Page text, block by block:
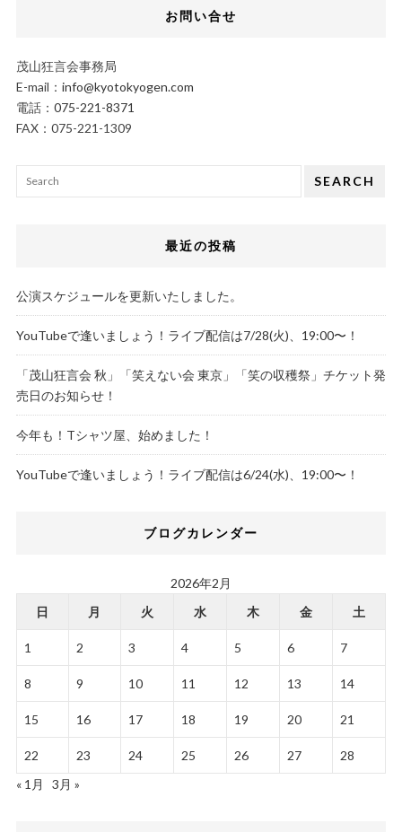
お問い合せ
茂山狂言会事務局
E-mail： info@kyotokyogen.com
電話： 075-221-8371
FAX：075-221-1309
SEARCH
最近の投稿
公演スケジュールを更新いたしました。
YouTubeで逢いましょう！ライブ配信は7/28(火)、19:00〜！
「茂山狂言会 秋」「笑えない会 東京」「笑の収穫祭」チケット発
売日のお知らせ！
今年も！Tシャツ屋、始めました！
YouTubeで逢いましょう！ライブ配信は6/24(水)、19:00〜！
ブログカレンダー
2026年2月
日
月 火 水 木 金 土
1 2 3 4 5 6 7
8 9 10 11 12 13 14
15 16 17 18 19 20 21
22 23 24 25 26 27
28
« 1月
3月 »